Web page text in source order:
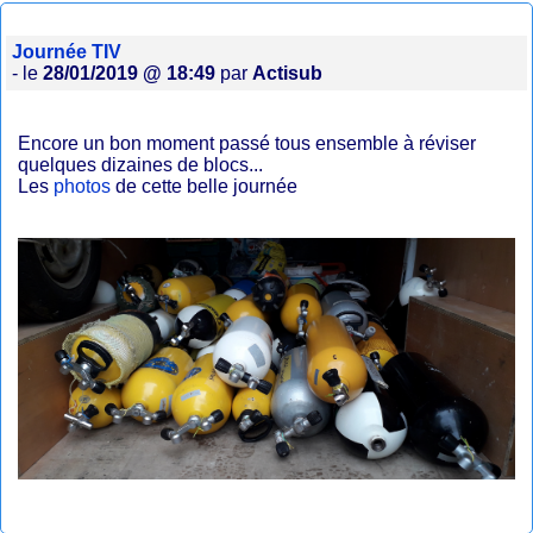
Journée TIV
- le28/01/2019 @ 18:49 parActisub
Encore un bon moment passé tous ensemble à réviser
quelques dizaines de blocs...
Les photos de cette belle journée